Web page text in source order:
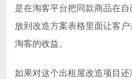
是在淘客平台把同款商品在
放到改造方案表格里面让客
淘客的收益。
如果对这个出租屋改造项目